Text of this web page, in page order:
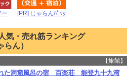
ー [PR] じゃらんﾊﾟｯｸ
気・売れ筋ランキング
ん）
【旅館】
た洞窟風呂の宿 百楽荘 能登九十九湾